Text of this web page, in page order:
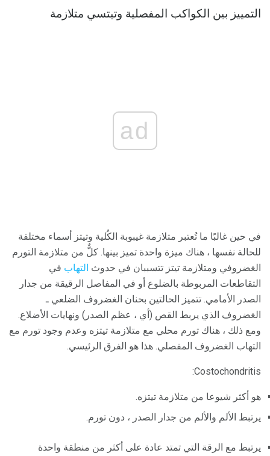
التمييز بين الكواكب المفصلية وتيتسي متلازمة
ad
في حين غالبًا ما تُعتبر متلازمة غيبوبة الكُلية وتيتز أسماء مختلفة
للحالة نفسها ، هناك ميزة واحدة تميز بينها. كلٌّ من متلازمة التورم
الغضروفي ومتلازمة تيتز تتسببان في حدوث التهاب في
التقاطعات المربوطة بالضلوع أو في المفاصل الرقيقة من جدار
الصدر الأمامي. تتميز الحالتين بحنان الغضروف الضلعي ـ
الغضروف الذي يربط القص (أي ، عظم الصدر) ونهايات الأضلاع.
ومع ذلك ، هناك تورم محلي مع متلازمة تيتزه وعدم وجود تورم مع
التهاب الغضروف المفصلي. هذا هو الفرق الرئيسي.
Costochondritis:
هو أكثر شيوعا من متلازمة تيتزه.
يرتبط الألم والألم من جدار الصدر ، دون تورم.
يرتبط مع الرقة التي تمتد عادة على أكثر من منطقة واحدة